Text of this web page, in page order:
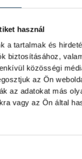
használ
a tartalmak és
biztosításához,
közösségi
az Ön
az adatokat más
vagy az Ön által
Vitális
AEK Athén
szerint
jövőre